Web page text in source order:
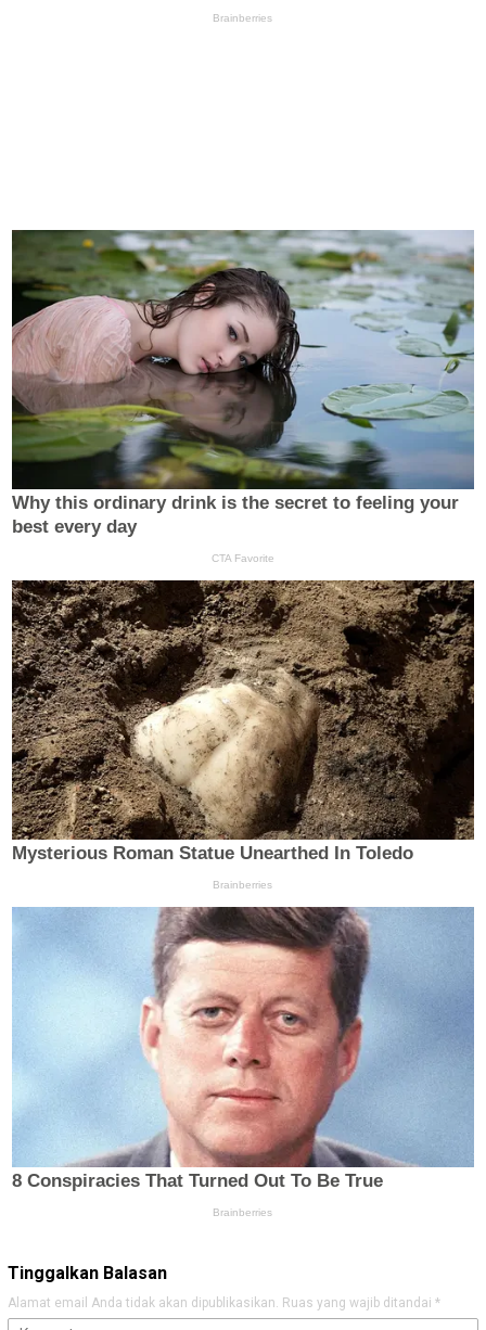
Tinggalkan Balasan
Alamat email Anda tidak akan dipublikasikan. Ruas yang wajib ditandai *